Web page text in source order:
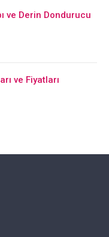
ve Derin Dondurucu
ve Fiyatları